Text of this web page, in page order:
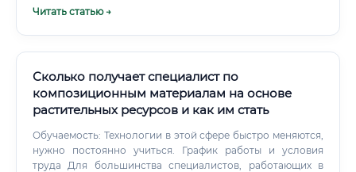
Читать статью →
Сколько получает специалист по
композиционным материалам на основе
растительных ресурсов и как им стать
Обучаемость: Технологии в этой сфере быстро меняются,
нужно постоянно учиться. График работы и условия
труда Для большинства специалистов, работающих в